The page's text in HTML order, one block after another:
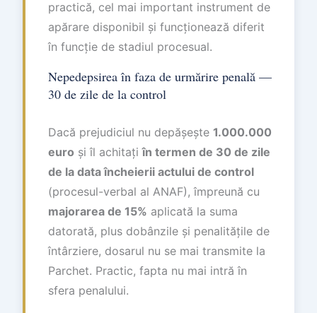
practică, cel mai important instrument de
apărare disponibil și funcționează diferit
în funcție de stadiul procesual.
Nepedepsirea în faza de urmărire penală —
30 de zile de la control
Dacă prejudiciul nu depășește 1.000.000
euro și îl achitațiîn termen de 30 de zile
de la data încheierii actului de control
(procesul-verbal al ANAF), împreună cu
majorarea de 15% aplicată la suma
datorată, plus dobânzile și penalitățile de
întârziere, dosarul nu se mai transmite la
Parchet. Practic, fapta nu mai intră în
sfera penalului.